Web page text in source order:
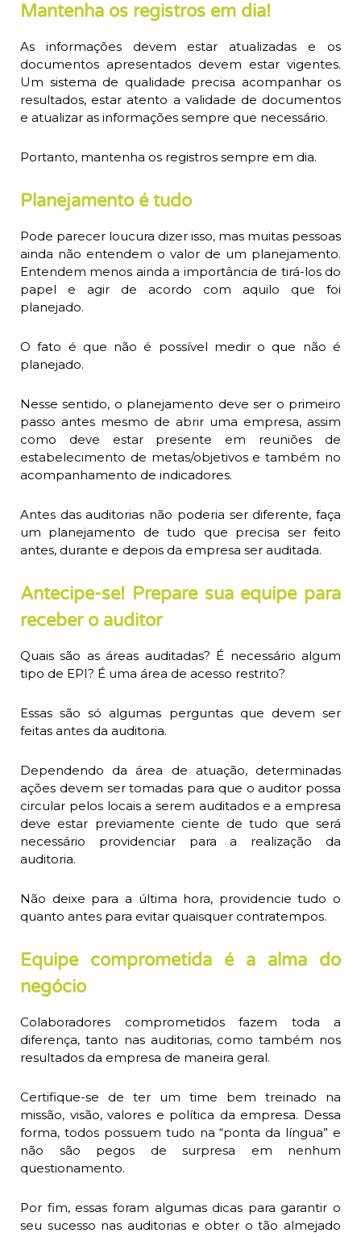
Mantenha os registros em dia!
As informações devem estar atualizadas e os
documentos apresentados devem estar vigentes.
Um sistema de qualidade precisa acompanhar os
resultados, estar atento a validade de documentos
e atualizar as informações sempre que necessário.
Portanto, mantenha os registros sempre em dia.
Planejamento é tudo
Pode parecer loucura dizer isso, mas muitas pessoas
ainda não entendem o valor de um planejamento.
Entendem menos ainda a importância de tirá-los do
papel e agir de acordo com aquilo que foi
planejado.
O fato é que não é possível medir o que não é
planejado.
Nesse sentido, o planejamento deve ser o primeiro
passo antes mesmo de abrir uma empresa, assim
como deve estar presente em reuniões de
estabelecimento de metas/objetivos e também no
acompanhamento de indicadores.
Antes das auditorias não poderia ser diferente, faça
um planejamento de tudo que precisa ser feito
antes, durante e depois da empresa ser auditada.
Antecipe-se! Prepare sua equipe para
receber o auditor
Quais são as áreas auditadas? É necessário algum
tipo de EPI? É uma área de acesso restrito?
Essas são só algumas perguntas que devem ser
feitas antes da auditoria.
Dependendo da área de atuação, determinadas
ações devem ser tomadas para que o auditor possa
circular pelos locais a serem auditados e a empresa
deve estar previamente ciente de tudo que será
necessário providenciar para a realização da
auditoria.
Não deixe para a última hora, providencie tudo o
quanto antes para evitar quaisquer contratempos.
Equipe comprometida é a alma do
negócio
Colaboradores comprometidos fazem toda a
diferença, tanto nas auditorias, como também nos
resultados da empresa de maneira geral.
Certifique-se de ter um time bem treinado na
missão, visão, valores e política da empresa. Dessa
forma, todos possuem tudo na “ponta da língua” e
não são pegos de surpresa em nenhum
questionamento.
Por fim, essas foram algumas dicas para garantir o
seu sucesso nas auditorias e obter o tão almejado